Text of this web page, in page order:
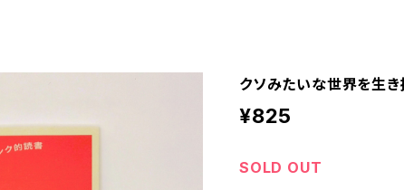
クソみたいな世界を生
¥825
SOLD OUT